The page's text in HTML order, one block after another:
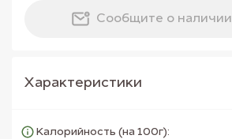
Сообщите о наличии
Характеристики
Калорийность (на 100г):